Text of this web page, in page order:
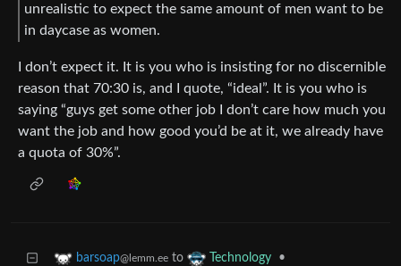
unrealistic to expect the same amount of men want to be
in daycase as women.
I don’t expect it. It is you who is insisting for no discernible
reason that 70:30 is, and I quote, “ideal”. It is you who is
saying “guys get some other job I don’t care how much you
want the job and how good you’d be at it, we already have
a quota of 30%”.
barsoap@lemm.ee to Technology •